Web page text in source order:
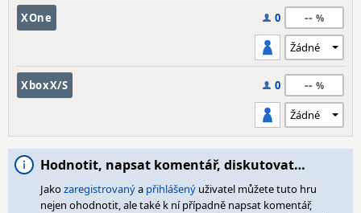
XOne 0 --
XboxX/S 0 --
Hodnotit, napsat komentář, diskutovat…
Jakozaregistrovanýa přihlášený uživatel můžete tuto hru
nejen ohodnotit, ale také k ní případně napsat komentář,